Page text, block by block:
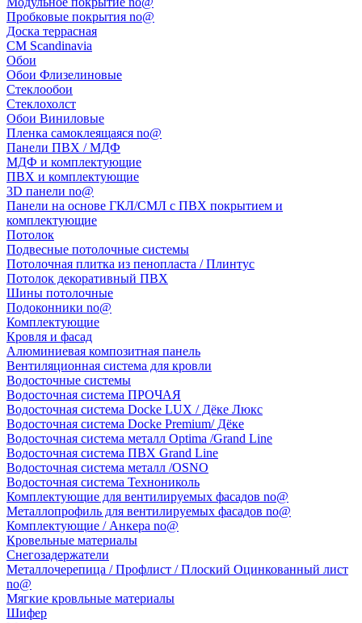
Пробковые покрытия no@
Доска террасная
CM Scandinavia
Обои
Обои Флизелиновые
Стеклообои
Стеклохолст
Обои Виниловые
Пленка самоклеящаяся no@
Панели ПВХ / МДФ
МДФ и комплектующие
ПВХ и комплектующие
3D панели no@
Панели на основе ГКЛ/СМЛ с ПВХ покрытием и
комплектующие
Потолок
Подвесные потолочные системы
Потолочная плитка из пенопласта / Плинтус
Потолок декоративный ПВХ
Шины потолочные
Подоконники no@
Комплектующие
Кровля и фасад
Алюминиевая композитная панель
Вентиляционная система для кровли
Водосточные системы
Водосточная система ПРОЧАЯ
Водосточная система Docke LUX / Дёке Люкс
Водосточная система Docke Premium/ Дёке
Водосточная система металл Optima /Grand Line
Водосточная система ПВХ Grand Line
Водосточная система металл /OSNO
Водосточная система Технониколь
Комплектующие для вентилируемых фасадов no@
Металлопрофиль для вентилируемых фасадов no@
Комплектующие / Анкера no@
Кровельные материалы
Снегозадержатели
Металлочерепица / Профлист / Плоский Оцинкованный лист
no@
Мягкие кровльные материалы
Шифер